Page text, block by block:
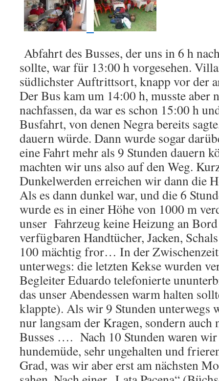
Abfahrt des Busses, der uns in 6 h
sollte, war für 13:00 h vorgesehen.
südlichster Auftrittsort, knapp vor der
Der Bus kam um 14:00 h, musste aber
nachfassen, da war es schon 15:00 h
Busfahrt, von denen Negra bereits
dauern würde. Dann wurde sogar
eine Fahrt mehr als 9 Stunden dauern
machten wir uns also auf den Weg.
Dunkelwerden erreichen wir dann die
Als es dann dunkel war, und die 6
wurde es in einer Höhe von 1000 m
unser Fahrzeug keine Heizung an
verfügbaren Handtücher, Jacken,
100 mächtig fror… In der
unterwegs: die letzten Kekse wurden
Begleiter Eduardo telefonierte
das unser Abendessen warm halten
klappte). Als wir 9 Stunden unterwegs
nur langsam der Kragen, sondern auch
Busses …. Nach 10 Stunden waren
hundemüde, sehr ungehalten und
Grad, was wir aber erst am nächsten